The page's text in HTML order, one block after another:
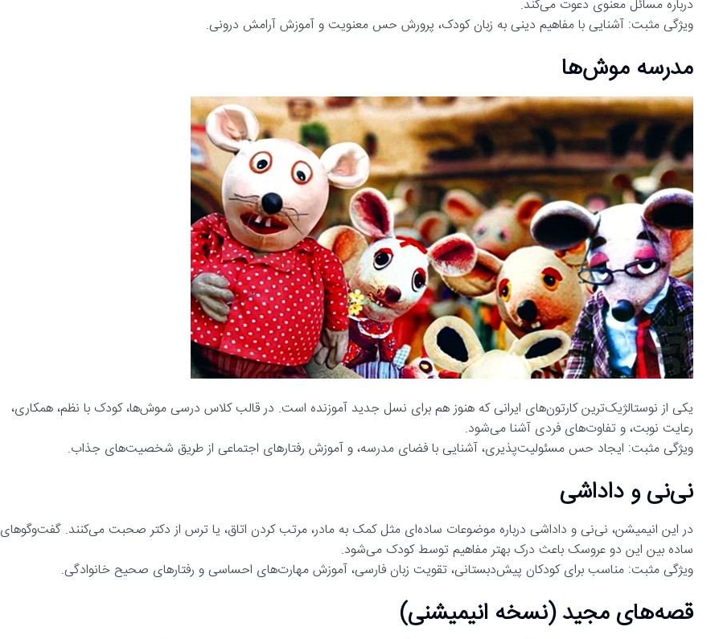
درباره مسائل معنوی دعوت می‌کند.
ویژگی مثبت: آشنایی با مفاهیم دینی به زبان کودک، پرورش حس معنویت و آموزش آرامش درونی.
مدرسه موش‌ها
یکی از نوستالژیک‌ترین کارتون‌های ایرانی که هنوز هم برای نسل جدید آموزنده است. در قالب کلاس درسی موش‌ها، کودک با نظم، همکاری،
رعایت نوبت، و تفاوت‌های فردی آشنا می‌شود.
ویژگی مثبت: ایجاد حس مسئولیت‌پذیری، آشنایی با فضای مدرسه، و آموزش رفتارهای اجتماعی از طریق شخصیت‌های جذاب.
نی‌نی و داداشی
در این انیمیشن، نی‌نی و داداشی درباره موضوعات ساده‌ای مثل کمک به مادر، مرتب کردن اتاق، یا ترس از دکتر صحبت می‌کنند. گفت‌وگوهای
ساده بین این دو عروسک باعث درک بهتر مفاهیم توسط کودک می‌شود.
ویژگی مثبت: مناسب برای کودکان پیش‌دبستانی، تقویت زبان فارسی، آموزش مهارت‌های احساسی و رفتارهای صحیح خانوادگی.
قصه‌های مجید (نسخه انیمیشنی)